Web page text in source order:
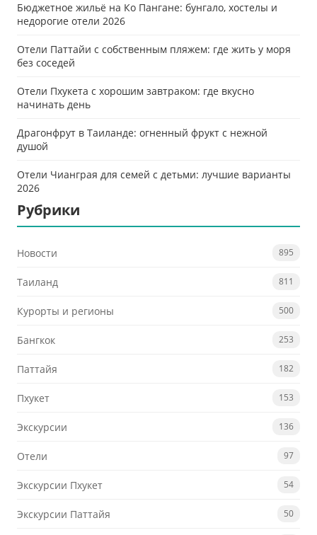
Бюджетное жильё на Ко Пангане: бунгало, хостелы и
недорогие отели 2026
Отели Паттайи с собственным пляжем: где жить у моря
без соседей
Отели Пхукета с хорошим завтраком: где вкусно
начинать день
Драгонфрут в Таиланде: огненный фрукт с нежной
душой
Отели Чианграя для семей с детьми: лучшие варианты
2026
Рубрики
Новости 895
Таиланд 811
Курорты и регионы 500
Бангкок 253
Паттайя 182
Пхукет 153
Экскурсии 136
Отели 97
Экскурсии Пхукет 54
Экскурсии Паттайя 50